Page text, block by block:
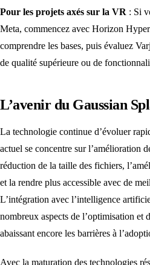
Pour les projets axés sur la VR : Si
Meta, commencez avec Horizon
comprendre les bases, puis évaluez
de qualité supérieure ou de
L’avenir du Gaussian
La technologie continue d’évoluer
actuel se concentre sur l’amélioration
réduction de la taille des fichiers,
et la rendre plus accessible avec de
L’intégration avec l’intelligence
nombreux aspects de l’optimisation et
abaissant encore les barrières à
Avec la maturation des technologies